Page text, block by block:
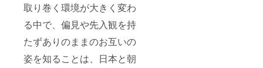
取り巻く環境が大きく変わ
る中で、偏見や先入観を持
たずありのままのお互いの
姿を知ることは、日本と朝